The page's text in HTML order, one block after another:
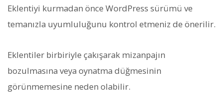
Eklentiyi kurmadan önce WordPress sürümü ve
temanızla uyumluluğunu kontrol etmeniz de önerilir.
Eklentiler birbiriyle çakışarak mizanpajın
bozulmasına veya oynatma düğmesinin
görünmemesine neden olabilir.